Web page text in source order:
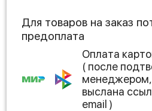
Для товаров на заказ
предоплата
Оплата
( после
выслана
email )